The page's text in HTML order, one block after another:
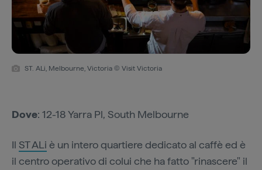
ST. ALi, Melbourne, Victoria © Visit Victoria
Dove: 12-18 Yarra Pl, South Melbourne
Il ST ALi è un intero quartiere dedicato al caffè ed è
il centro operativo di colui che ha fatto "rinascere" il